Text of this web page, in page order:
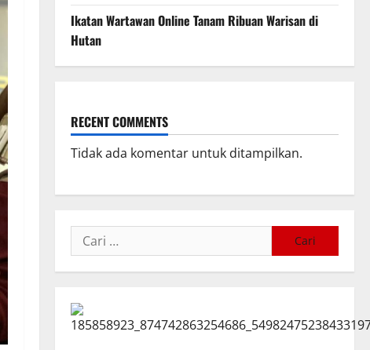
Ikatan Wartawan Online Tanam Ribuan Warisan di
Hutan
RECENT COMMENTS
Tidak ada komentar untuk ditampilkan.